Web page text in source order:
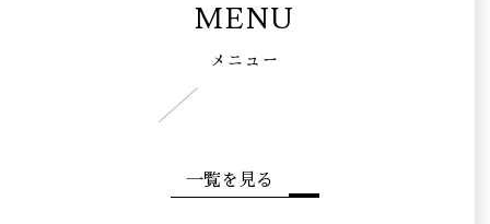
MENU
メニュー
一覧を見る